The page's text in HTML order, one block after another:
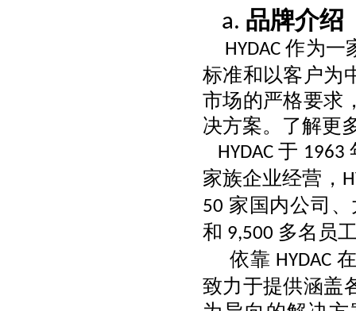
a. 品牌介绍
HYDAC作为一
标准和以客户为
市场的严格要求
决方案。了解更
HYDAC 于 1963
家族企业经营，
50 家国内公司
和 9,500 多名员
依靠 HYDAC
致力于提供涵盖